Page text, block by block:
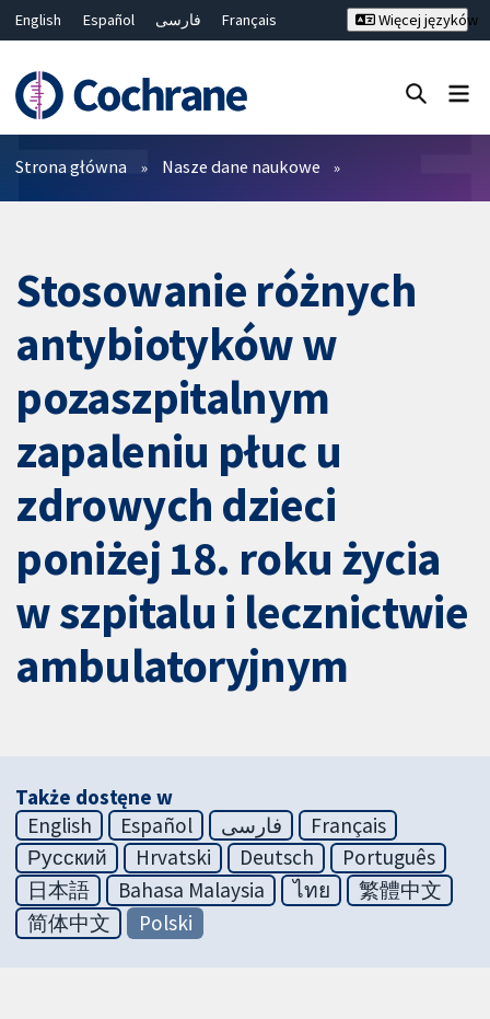
English Español فارسی
Français
Bahasa Malaysia
ไทย
繁體中文
简体中文
Więcej języków
Filtry
Strona główna Nasze dane naukowe
Stosowanie różnych
antybiotyków w
pozaszpitalnym
zapaleniu płuc u
zdrowych dzieci
poniżej 18. roku życia
w szpitalu i lecznictwie
ambulatoryjnym
Także dostęne w
English
Español فارسی
Français
Русский
Hrvatski Deutsch
Português
日本語
Bahasa Malaysia ไทย
繁體中文
简体中文
Polski